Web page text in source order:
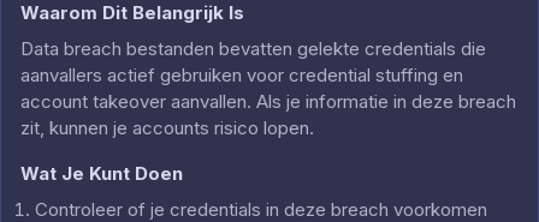
Waarom Dit Belangrijk Is
Data breach bestanden bevatten gelekte credentials die
aanvallers actief gebruiken voor credential stuffing en
account takeover aanvallen. Als je informatie in deze breach
zit, kunnen je accounts risico lopen.
Wat Je Kunt Doen
Controleer of je credentials in deze breach voorkomen